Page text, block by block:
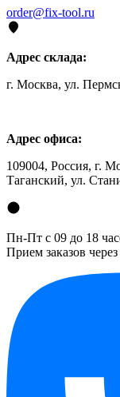
order@fix-tool.ru
Адрес склада:
г. Москва, ул.
Адрес офиса:
109004, Россия, г.
Таганский, ул.
Пн-Пт с 09 до 18
Прием заказов